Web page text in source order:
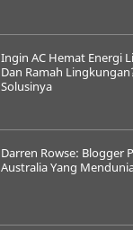
Ingin AC Hemat Energi
Dan Ramah
Solusinya
Darren Rowse: Blogger
Australia Yang